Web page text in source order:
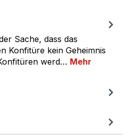
Sache, dass das
Konfitüre kein Geheimnis
werd… Mehr